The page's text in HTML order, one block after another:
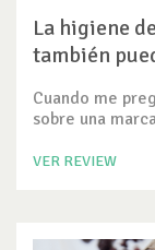
La higiene
también
Cuando me
sobre una
VER REVIEW